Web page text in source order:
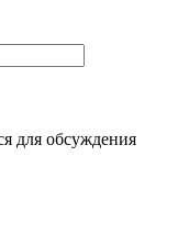
для обсуждения